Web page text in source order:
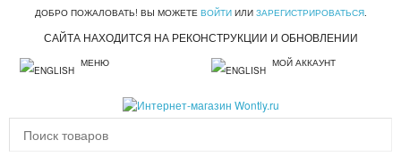
ДОБРО ПОЖАЛОВАТЬ! ВЫ МОЖЕТЕ ВОЙТИИЛИ ЗАРЕГИСТРИРОВАТЬСЯ.
САЙТА НАХОДИТСЯ НА РЕКОНСТРУКЦИИ И ОБНОВЛЕНИИ
МЕНЮ МОЙ АККАУНТ